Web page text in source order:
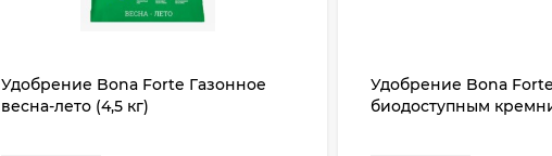
Удобрение Bona Forte Газонное
весна-лето (4,5 кг)
Удобрение Bona
биодоступным